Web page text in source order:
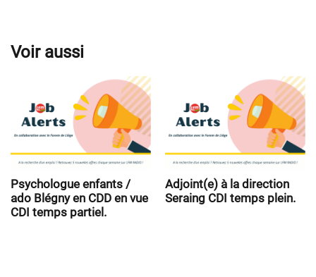
Voir aussi
Psychologue enfants /
ado Blégny en CDD en vue
CDI temps partiel.
Adjoint(e) à la direction
Seraing CDI temps plein.